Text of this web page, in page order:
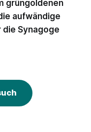
grüngoldenen
aufwändige
Synagoge